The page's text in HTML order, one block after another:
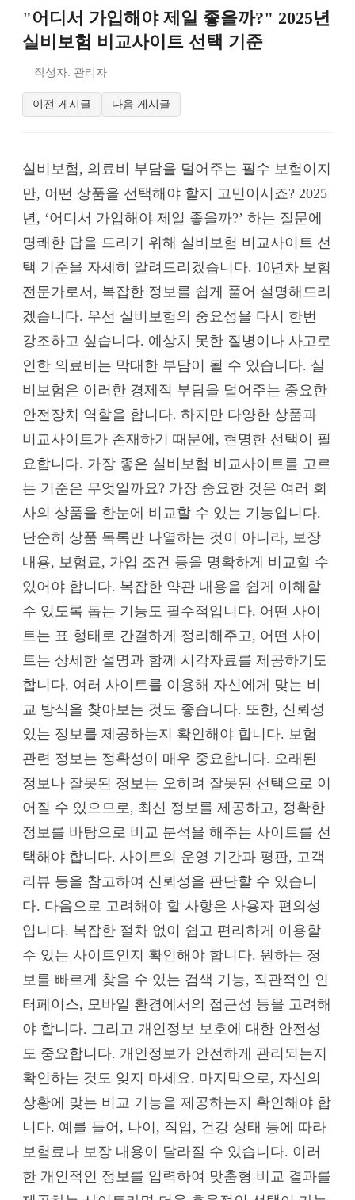
"어디서 가입해야 제일 좋을까?" 2025년
실비보험 비교사이트 선택 기준
작성자: 관리자
이전 게시글 다음 게시글
실비보험, 의료비 부담을 덜어주는 필수 보험이지
만, 어떤 상품을 선택해야 할지 고민이시죠? 2025
년, ‘어디서 가입해야 제일 좋을까?’ 하는 질문에
명쾌한 답을 드리기 위해 실비보험 비교사이트 선
택 기준을 자세히 알려드리겠습니다. 10년차 보험
전문가로서, 복잡한 정보를 쉽게 풀어 설명해드리
겠습니다. 우선 실비보험의 중요성을 다시 한번
강조하고 싶습니다. 예상치 못한 질병이나 사고로
인한 의료비는 막대한 부담이 될 수 있습니다. 실
비보험은 이러한 경제적 부담을 덜어주는 중요한
안전장치 역할을 합니다. 하지만 다양한 상품과
비교사이트가 존재하기 때문에, 현명한 선택이 필
요합니다. 가장 좋은 실비보험 비교사이트를 고르
는 기준은 무엇일까요? 가장 중요한 것은 여러 회
사의 상품을 한눈에 비교할 수 있는 기능입니다.
단순히 상품 목록만 나열하는 것이 아니라, 보장
내용, 보험료, 가입 조건 등을 명확하게 비교할 수
있어야 합니다. 복잡한 약관 내용을 쉽게 이해할
수 있도록 돕는 기능도 필수적입니다. 어떤 사이
트는 표 형태로 간결하게 정리해주고, 어떤 사이
트는 상세한 설명과 함께 시각자료를 제공하기도
합니다. 여러 사이트를 이용해 자신에게 맞는 비
교 방식을 찾아보는 것도 좋습니다. 또한, 신뢰성
있는 정보를 제공하는지 확인해야 합니다. 보험
관련 정보는 정확성이 매우 중요합니다. 오래된
정보나 잘못된 정보는 오히려 잘못된 선택으로 이
어질 수 있으므로, 최신 정보를 제공하고, 정확한
정보를 바탕으로 비교 분석을 해주는 사이트를 선
택해야 합니다. 사이트의 운영 기간과 평판, 고객
리뷰 등을 참고하여 신뢰성을 판단할 수 있습니
다. 다음으로 고려해야 할 사항은 사용자 편의성
입니다. 복잡한 절차 없이 쉽고 편리하게 이용할
수 있는 사이트인지 확인해야 합니다. 원하는 정
보를 빠르게 찾을 수 있는 검색 기능, 직관적인 인
터페이스, 모바일 환경에서의 접근성 등을 고려해
야 합니다. 그리고 개인정보 보호에 대한 안전성
도 중요합니다. 개인정보가 안전하게 관리되는지
확인하는 것도 잊지 마세요. 마지막으로, 자신의
상황에 맞는 비교 기능을 제공하는지 확인해야 합
니다. 예를 들어, 나이, 직업, 건강 상태 등에 따라
보험료나 보장 내용이 달라질 수 있습니다. 이러
한 개인적인 정보를 입력하여 맞춤형 비교 결과를